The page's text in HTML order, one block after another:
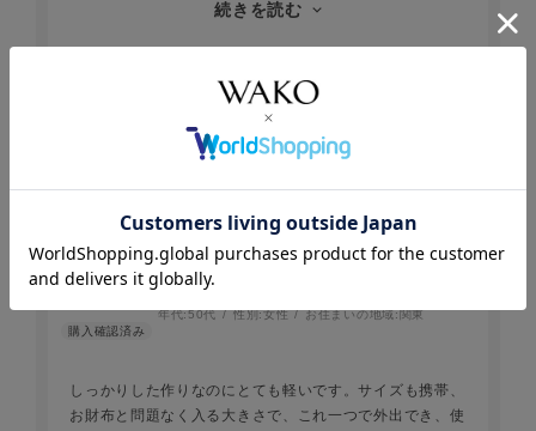
散歩にも使いやすいかと思います。
シルバーも欲しいです
続きを読む
上品で素敵
ハッチ
年代:50代 性別:女性 お住まいの地域:関東
しっかりした作りなのにとても軽いです。サイズも携帯、
お財布と問題なく入る大きさで、これ一つで外出でき、使